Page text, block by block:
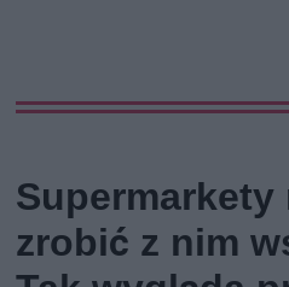
Supermarkety
zrobić z nim